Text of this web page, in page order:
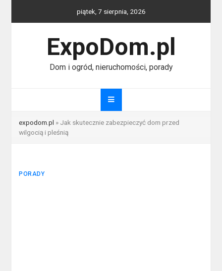
piątek, 7 sierpnia, 2026
ExpoDom.pl
Dom i ogród, nieruchomości, porady
expodom.pl » Jak skutecznie zabezpieczyć dom przed
wilgocią i pleśnią
PORADY